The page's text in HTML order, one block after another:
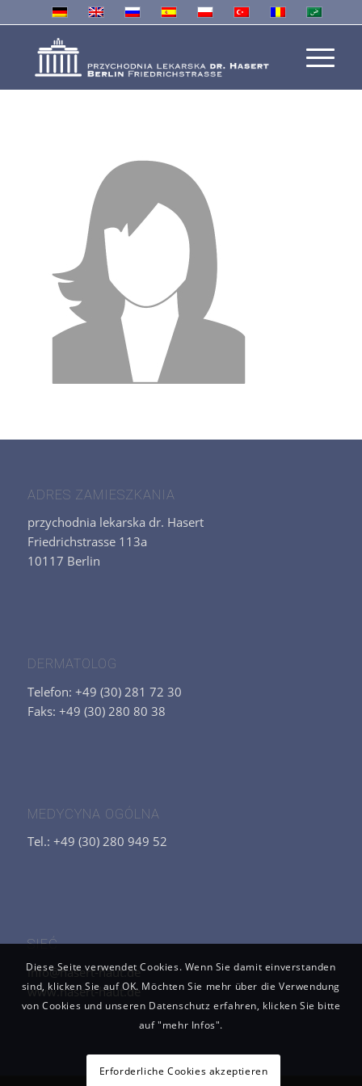
ADRES ZAMIESZKANIA
przychodnia lekarska dr. Hasert
Friedrichstrasse 113a
10117 Berlin
DERMATOLOG
Telefon: +49 (30) 281 72 30
Faks: +49 (30) 280 80 38
MEDYCYNA OGÓLNA
Tel.: +49 (30) 280 949 52
SIEĆ
info@hasert-haut.de
www.hasert-haut.de
Diese Seite verwendet Cookies. Wenn Sie damit einverstanden
sind, klicken Sie auf OK. Möchten Sie mehr über die Verwendung
von Cookies und unseren Datenschutz erfahren, klicken Sie bitte
auf "mehr Infos".
Erforderliche Cookies akzeptieren